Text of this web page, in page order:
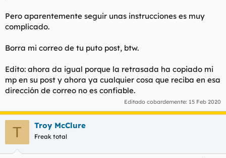
¿Perdón, estas pidiendo tu dinero o yo? ¿Tengo que seguir tus
te ofrecí públicamente y creo que @ilovegintonic
estar presente porque tenias miedo a que se presentara no se
pagarte un psiquiatra cuando lo solicitaste y tambien fueron
condiciones por tu parte y te negaste finalmente.
Con todo esto lo único que queda demostrado aqui es que o
eres un tarado mental profundo, un enfermo, un triste clon o
simplemente un pobre hombre. Se feliz.
Eres penoso. Y si, esto no da más de si, por si a alguien le
quedaba alguna duda de lo que eres, que elijan entre las 4
opciones del parrafo anterior.
Pero aparentemente seguir unas instrucciones es muy
complicado.
Borra mi correo de tu puto post, btw.
Edito: ahora da igual porque la retrasada ha copiado mi
mp en su post y ahora ya cualquier cosa que reciba en esa
dirección de correo no es confiable.
Editado cobardemente: 15 Feb 2020
T Troy McClure
Freak total